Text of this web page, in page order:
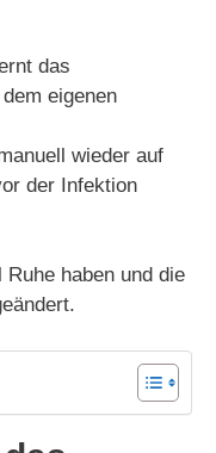
das
eigenen
wieder auf
der Infektion
haben und die